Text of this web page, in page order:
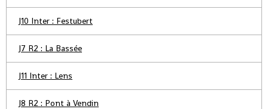
J10 Inter : Festubert
J7 R2 : La Bassée
J11 Inter : Lens
J8 R2 : Pont à Vendin